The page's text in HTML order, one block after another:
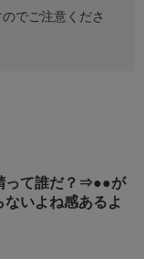
でご注意くださ
って誰だ？⇒●●が
いよね感あるよ